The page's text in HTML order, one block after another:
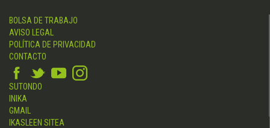
BOLSA DE TRABAJO
AVISO LEGAL
POLÍTICA DE PRIVACIDAD
CONTACTO
SUTONDO
INIKA
GMAIL
IKASLEEN SITEA